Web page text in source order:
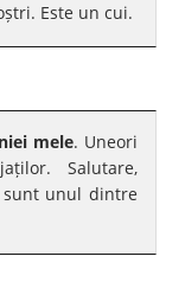
Este un cui.
mele. Uneori
Salutare,
sunt unul dintre